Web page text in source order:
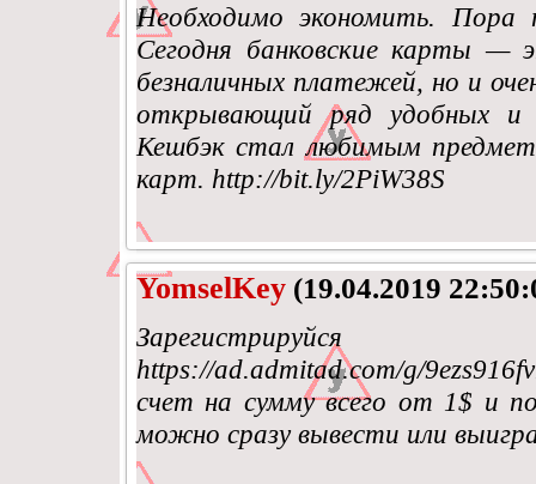
Необходимо экономить. Пора
Сегодня банковские карты —
безналичных платежей, но и
открывающий ряд удобных и
Кешбэк стал любимым
карт. http://bit.ly/2PiW38S
YomselKey (19.04.2019
https://ad.admitad.com/g/
счет на сумму всего от 1$ и
можно сразу вывести или